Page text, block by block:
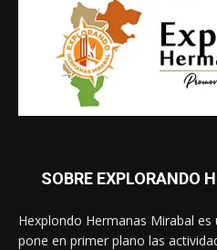
SOBRE EXPLORANDO
Hexplondo Hermanas Mirabal
pone en primer plano las